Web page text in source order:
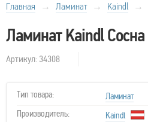
Главная → Ламинат → Kaindl →
Ламинат Kaindl
Артикул: 34308
Тип товара:
Ламинат
Производитель:
Kaindl